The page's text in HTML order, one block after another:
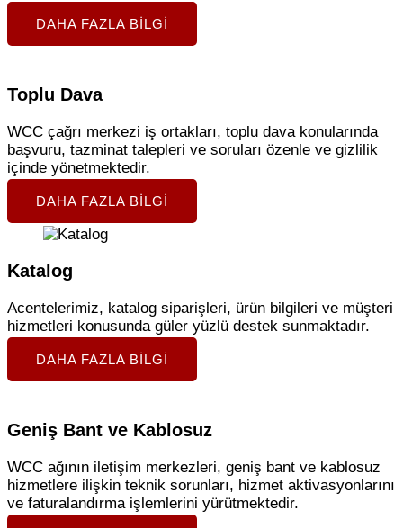
DAHA FAZLA BILGI
Toplu Dava
WCC çağrı merkezi iş ortakları, toplu dava konularında
başvuru, tazminat talepleri ve soruları özenle ve gizlilik
içinde yönetmektedir.
DAHA FAZLA BILGI
Katalog
Acentelerimiz, katalog siparişleri, ürün bilgileri ve müşteri
hizmetleri konusunda güler yüzlü destek sunmaktadır.
DAHA FAZLA BILGI
Geniş Bant ve Kablosuz
WCC ağının iletişim merkezleri, geniş bant ve kablosuz
hizmetlere ilişkin teknik sorunları, hizmet aktivasyonlarını
ve faturalandırma işlemlerini yürütmektedir.